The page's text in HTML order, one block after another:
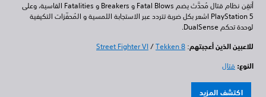
أتقِن نظام قتال مُحدَّث يضم Fatal Blows و Breakers و Fatalities القاسية، وعلى
PlayStation 5 اشعر بكل ضربة تتردد عبر الاستجابة اللمسية و المُحفّزات التكيفية
لوحدة تحكم DualSense.
للاعبين الذين أعجبتهم:
Street Fighter VI/Tekken 8
النوع:قتال
اكتشف المزيد